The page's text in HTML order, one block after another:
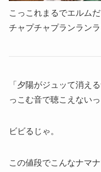
こっこれまるでエルム
チャプチャプランラン
「夕陽がジュッて消え
っこむ音で聴こえないっ
ビビるじゃ。
この値段でこんなナマ